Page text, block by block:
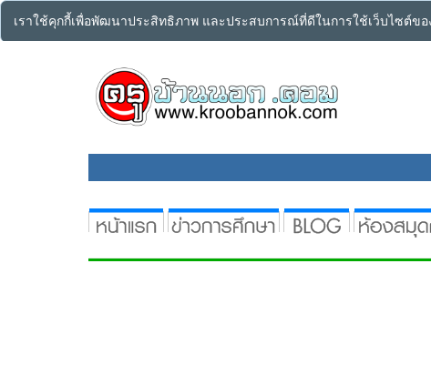
เราใช้คุกกี้เพื่อพัฒนาประสิทธิภาพ และประสบการณ์ที่ดีในการใช้เว็บไซต์ข